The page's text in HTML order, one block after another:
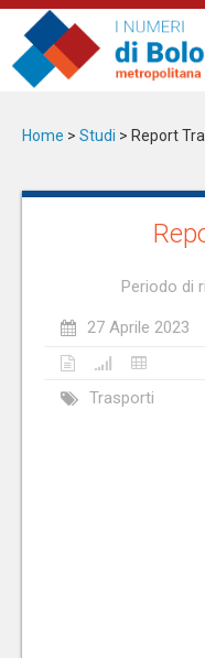
Salta
contenuto
principale
Home > Studi > Report
Periodo di
27 Aprile 2023
Trasporti